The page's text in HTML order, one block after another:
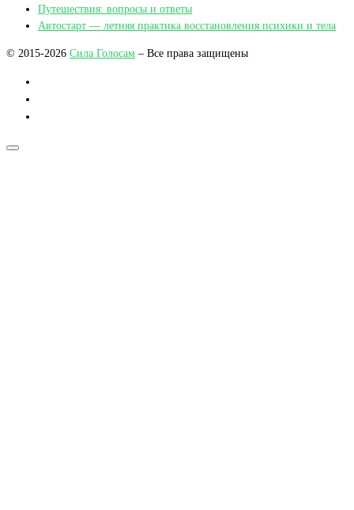
Путешествия: вопросы и ответы
Автостарт — летняя практика восстановления психики и тела
© 2015-2026 Сила Голосам – Все права защищены